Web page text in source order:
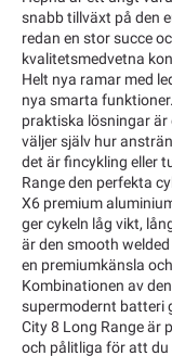
snabb tillväxt på den
redan en stor succe
kvalitetsmedvetna
Helt nya ramar med
nya smarta
praktiska lösningar är
väljer själv hur
det är fincykling eller
Range den perfekta
X6 premium
ger cykeln låg vikt,
är den smooth
en premiumkänsla
Kombinationen av
supermodernt batteri
City 8 Long Range är
och pålitliga för att du